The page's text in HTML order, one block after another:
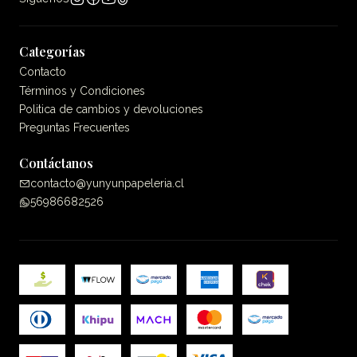
Categorías
Contacto
Términos y Condiciones
Politica de cambios y devoluciones
Preguntas Frecuentes
Contáctanos
contacto@yunyunpapeleria.cl
56986682526